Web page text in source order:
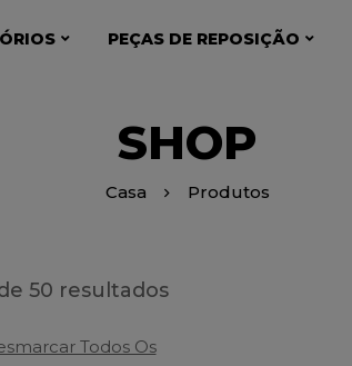
PEÇAS DE REPOSIÇÃO
SHOP
Casa Produtos
50 resultados
Todos Os